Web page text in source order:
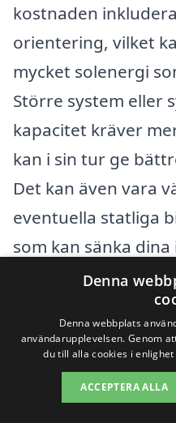
kostnaden
orientering, vilket
mycket solenergi
Större system eller
kapacitet kräver
kan i sin tur ge
Det kan även vara
eventuella statliga
som kan sänka
Genom att göra en
dessa faktorer kan
investering i
dra nytta av
Denna
Denna webbplats
användarupplevelsen. Genom
du till alla cookies i
ACCEPTERA ALLA